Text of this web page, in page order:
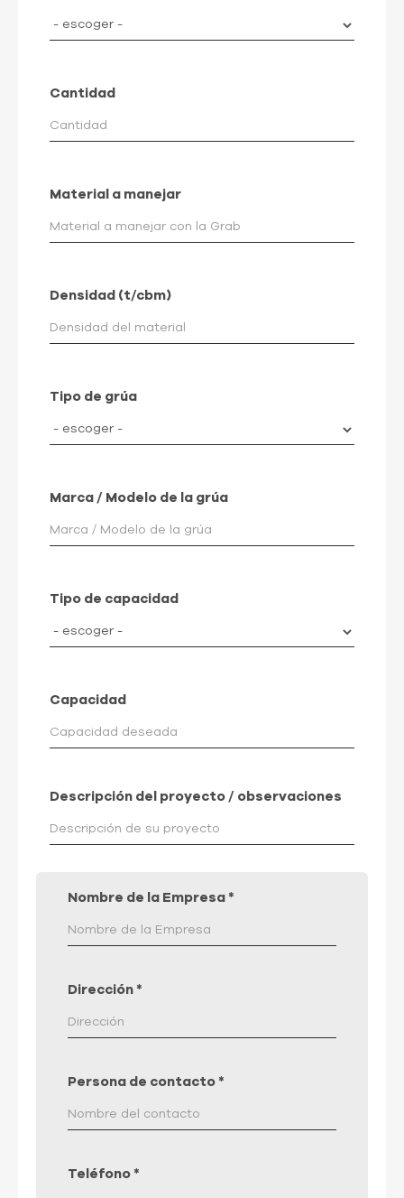
Cantidad
Material a manejar
Densidad (t/cbm)
Tipo de grúa
Marca / Modelo de la grúa
Tipo de capacidad
Capacidad
Descripción del proyecto / observaciones
Nombre de la Empresa *
Dirección *
Persona de contacto *
Teléfono *